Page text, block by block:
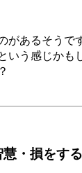
があるそうで
いう感じかも
慧・損をす